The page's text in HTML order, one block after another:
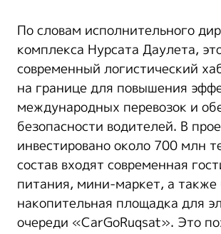
По словам исполнительного
комплекса Нурсата Даулета,
современный логистический
на границе для повышения
международных перевозок и
безопасности водителей. В
инвестировано около 700 млн
состав входят современная
питания, мини-маркет, а также
накопительная площадка для
очереди «CarGoRuqsat». Это